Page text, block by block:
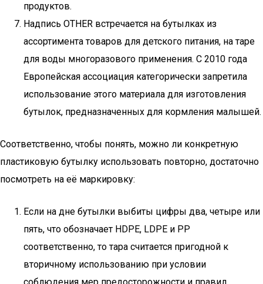
продуктов.
Надпись OTHER встречается на бутылках из
ассортимента товаров для детского питания, на таре
для воды многоразового применения. С 2010 года
Европейская ассоциация категорически запретила
использование этого материала для изготовления
бутылок, предназначенных для кормления малышей.
Соответственно, чтобы понять, можно ли конкретную
пластиковую бутылку использовать повторно, достаточно
посмотреть на её маркировку:
Если на дне бутылки выбиты цифры два, четыре или
пять, что обозначает HDPE, LDPE и PP
соответственно, то тара считается пригодной к
вторичному использованию при условии